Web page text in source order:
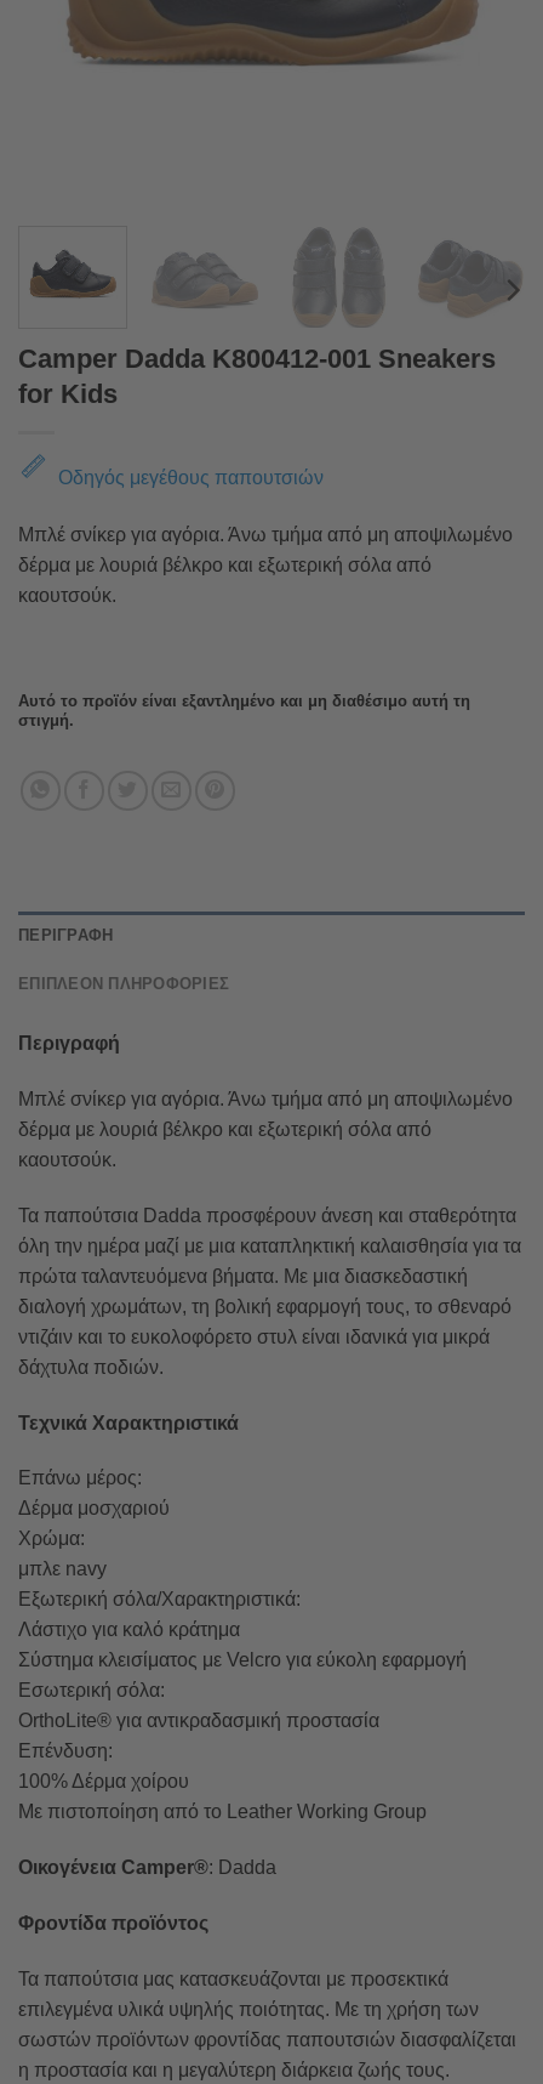
Camper Dadda K800412-001 Sneakers
for Kids
Οδηγός μεγέθους παπουτσιών
Μπλέ σνίκερ για αγόρια. Άνω τμήμα από μη αποψιλωμένο
δέρμα με λουριά βέλκρο και εξωτερική σόλα από
καουτσούκ.
Αυτό το προϊόν είναι εξαντλημένο και μη διαθέσιμο αυτή τη
στιγμή.
ΠΕΡΙΓΡΑΦΉ
ΕΠΙΠΛΈΟΝ ΠΛΗΡΟΦΟΡΊΕΣ
Περιγραφή
Μπλέ σνίκερ για αγόρια. Άνω τμήμα από μη αποψιλωμένο
δέρμα με λουριά βέλκρο και εξωτερική σόλα από
καουτσούκ.
Τα παπούτσια Dadda προσφέρουν άνεση και σταθερότητα
όλη την ημέρα μαζί με μια καταπληκτική καλαισθησία για τα
πρώτα ταλαντευόμενα βήματα. Με μια διασκεδαστική
διαλογή χρωμάτων, τη βολική εφαρμογή τους, το σθεναρό
ντιζάιν και το ευκολοφόρετο στυλ είναι ιδανικά για μικρά
δάχτυλα ποδιών.
Τεχνικά Χαρακτηριστικά
Επάνω μέρος:
Δέρμα μοσχαριού
Χρώμα:
μπλε navy
Εξωτερική σόλα/Χαρακτηριστικά:
Λάστιχο για καλό κράτημα
Σύστημα κλεισίματος με Velcro για εύκολη εφαρμογή
Εσωτερική σόλα:
OrthoLite® για αντικραδασμική προστασία
Επένδυση:
100% Δέρμα χοίρου
Με πιστοποίηση από το Leather Working Group
Οικογένεια Camper®: Dadda
Φροντίδα προϊόντος
Τα παπούτσια μας κατασκευάζονται με προσεκτικά
επιλεγμένα υλικά υψηλής ποιότητας. Με τη χρήση των
σωστών προϊόντων φροντίδας παπουτσιών διασφαλίζεται
η προστασία και η μεγαλύτερη διάρκεια ζωής τους.